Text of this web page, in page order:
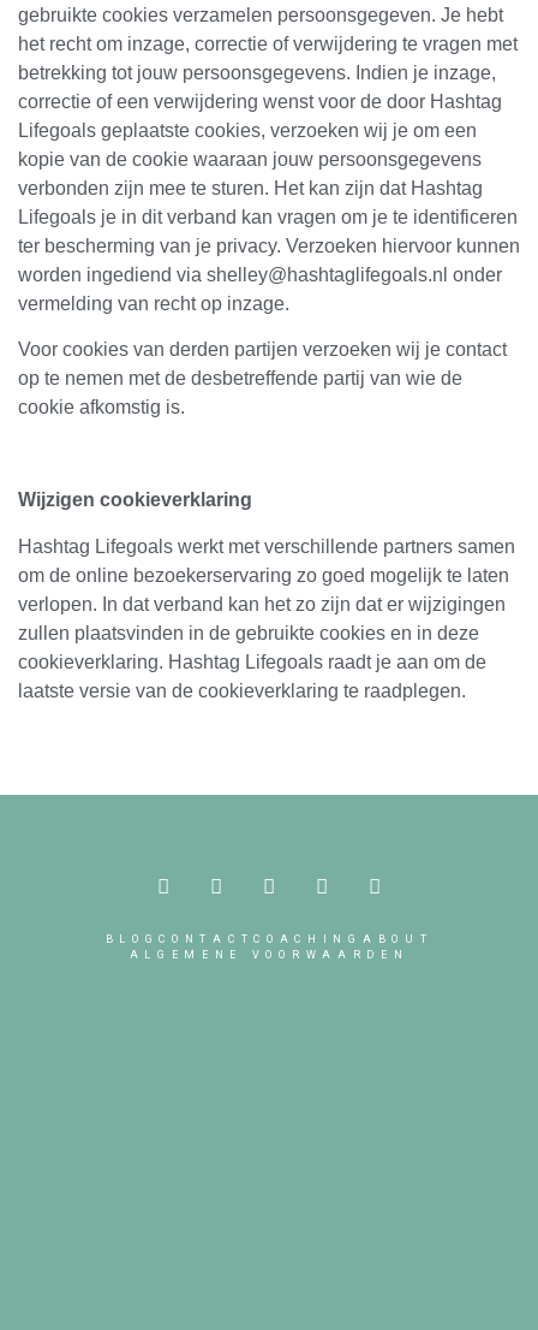
gebruikte cookies verzamelen persoonsgegeven. Je hebt
het recht om inzage, correctie of verwijdering te vragen met
betrekking tot jouw persoonsgegevens. Indien je inzage,
correctie of een verwijdering wenst voor de door Hashtag
Lifegoals geplaatste cookies, verzoeken wij je om een
kopie van de cookie waaraan jouw persoonsgegevens
verbonden zijn mee te sturen. Het kan zijn dat Hashtag
Lifegoals je in dit verband kan vragen om je te identificeren
ter bescherming van je privacy. Verzoeken hiervoor kunnen
worden ingediend via shelley@hashtaglifegoals.nl onder
vermelding van recht op inzage.
Voor cookies van derden partijen verzoeken wij je contact
op te nemen met de desbetreffende partij van wie de
cookie afkomstig is.
Wijzigen cookieverklaring
Hashtag Lifegoals werkt met verschillende partners samen
om de online bezoekerservaring zo goed mogelijk te laten
verlopen. In dat verband kan het zo zijn dat er wijzigingen
zullen plaatsvinden in de gebruikte cookies en in deze
cookieverklaring. Hashtag Lifegoals raadt je aan om de
laatste versie van de cookieverklaring te raadplegen.
BLOGCONTACTCOACHING
ABOUT
ALGEMENE VOORWAARDEN